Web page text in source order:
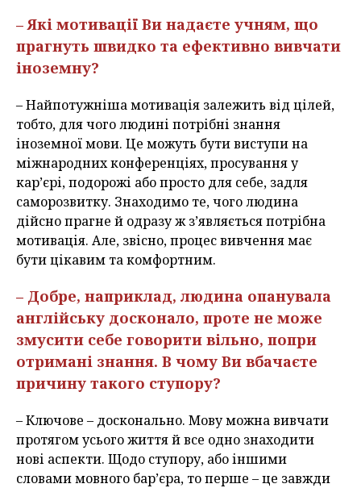
– Які мотивації Ви надаєте учням, що
прагнуть швидко та ефективно вивчати
іноземну?
– Найпотужніша мотивація залежить від цілей,
тобто, для чого людині потрібні знання
іноземної мови. Це можуть бути виступи на
міжнародних конференціях, просування у
кар’єрі, подорожі або просто для себе, задля
саморозвитку. Знаходимо те, чого людина
дійсно прагне й одразу ж з’являється потрібна
мотивація. Але, звісно, процес вивчення має
бути цікавим та комфортним.
– Добре, наприклад, людина опанувала
англійську досконало, проте не може
змусити себе говорити вільно, попри
отримані знання. В чому Ви вбачаєте
причину такого ступору?
– Ключове – досконально. Мову можна вивчати
протягом усього життя й все одно знаходити
нові аспекти. Щодо ступору, або іншими
словами мовного бар’єра, то перше – це завжди